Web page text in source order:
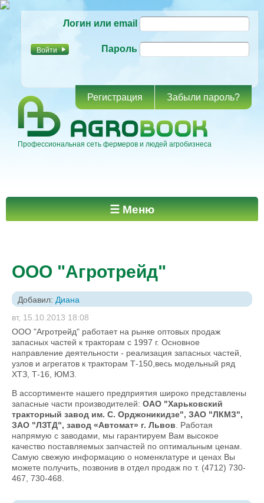
основному
Логин или email
Пароль
Регистрация Забыли пароль?
Профессиональная сеть фермеров и людей агробизнеса
Главное меню ☰ Меню
ООО "Агротрейд"
Добавил: Диана
вт, 15.10.2013 18:08
ООО "Агротрейд" работает на рынке оптовых продаж
запасных частей к тракторам с 1997 г. Основное
направление деятельности - реализация запасных частей,
узлов и агрегатов к тракторам Т-150,весь модельный ряд
ХТЗ, Т-16, ЮМЗ.
В ассортименте нашего предприятия широко представлены
запасные части производителей: ОАО "Харьковский
тракторный завод им. С. Орджоникидзе", ЗАО "ЛКМЗ",
ЗАО "ЛЗТД", завод «Автомат» г. Львов . Работая
напрямую с заводами, мы гарантируем Вам высокое
качество поставляемых запчастей по оптимальным ценам.
Самую свежую информацию о номенклатуре и ценах Вы
можете получить, позвонив в отдел продаж по т. (4712) 730-
467, 730-468.